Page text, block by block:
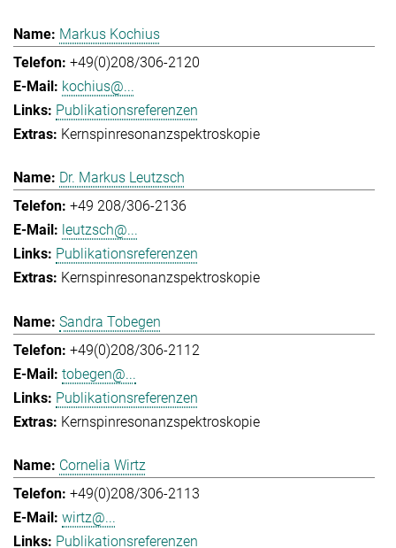
Markus Kochius
+49(0)208/306-2120
kochius@...
Publikationsreferenzen
Kernspinresonanzspektroskopie
Dr. Markus Leutzsch
+49 208/306-2136
leutzsch@...
Publikationsreferenzen
Kernspinresonanzspektroskopie
Sandra Tobegen
+49(0)208/306-2112
tobegen@...
Publikationsreferenzen
Kernspinresonanzspektroskopie
Cornelia Wirtz
+49(0)208/306-2113
wirtz@...
Publikationsreferenzen